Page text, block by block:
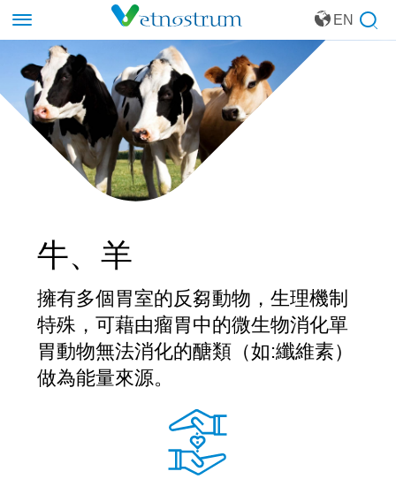
EN
牛、羊
擁有多個胃室的反芻動物，生理機制
特殊，可藉由瘤胃中的微生物消化單
胃動物無法消化的醣類（如:纖維素）
做為能量來源。